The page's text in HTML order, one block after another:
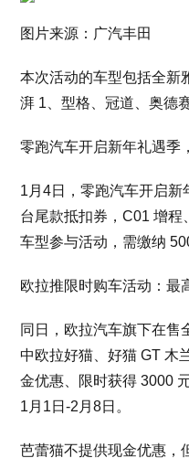
图片来源：广汽丰田
本次活动的车型包括全新
湃 1、型格、冠道、奥德
零跑汽车开启新年礼遇季
1月4日，零跑汽车开启新
台尾款抵扣券，C01 增
车型参与活动，需缴纳
欧拉推限时购车活动：最
同日，欧拉汽车旗下在售
中欧拉好猫、好猫 GT 木
金优惠、限时获得 3000
1月1日-2月8日。
芭蕾猫不提供现金优惠，